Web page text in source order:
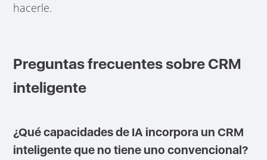
hacerle.
Preguntas frecuentes sobre CRM
inteligente
¿Qué capacidades de IA incorpora un CRM
inteligente que no tiene uno convencional?